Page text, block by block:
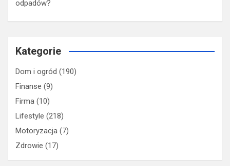
odpadów?
Kategorie
Dom i ogród (190)
Finanse (9)
Firma (10)
Lifestyle (218)
Motoryzacja (7)
Zdrowie (17)